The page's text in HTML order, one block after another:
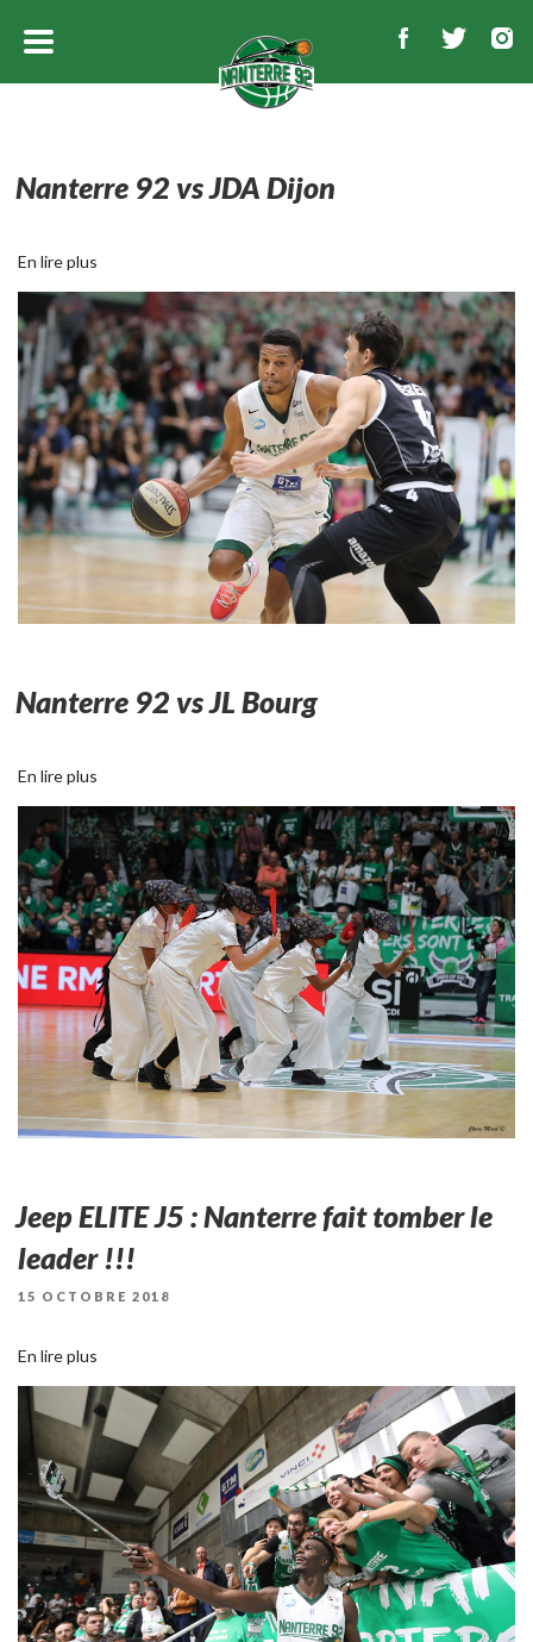
Nanterre 92 vs JDA Dijon
En lire plus
Nanterre 92 vs JL Bourg
En lire plus
Jeep ELITE J5 : Nanterre fait tomber le
leader !!!
PUBLIÉ
15 OCTOBRE 2018
En lire plus